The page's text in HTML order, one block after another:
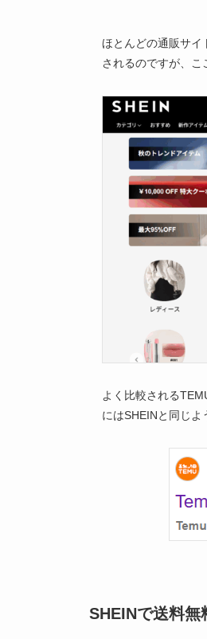
ほとんどの通販サイ
されるのですが、こ
よく比較される
にはSHEINと同じよ
SHEINで送料無